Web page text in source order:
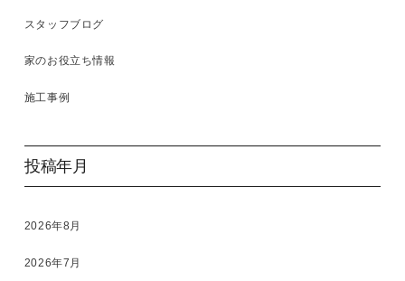
スタッフブログ
家のお役立ち情報
施工事例
投稿年月
2026年8月
2026年7月